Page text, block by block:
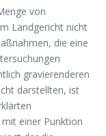
von
Landgericht nicht
die eine
gravierenderen
darstellten, ist
einer Punktion